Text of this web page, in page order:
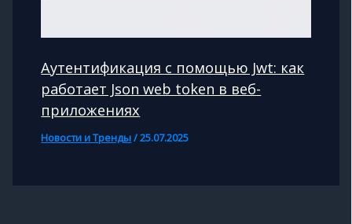
Аутентификация с помощью Jwt: как
работает Json web token в веб-
приложениях
Новости и Тренды/25.07.2025